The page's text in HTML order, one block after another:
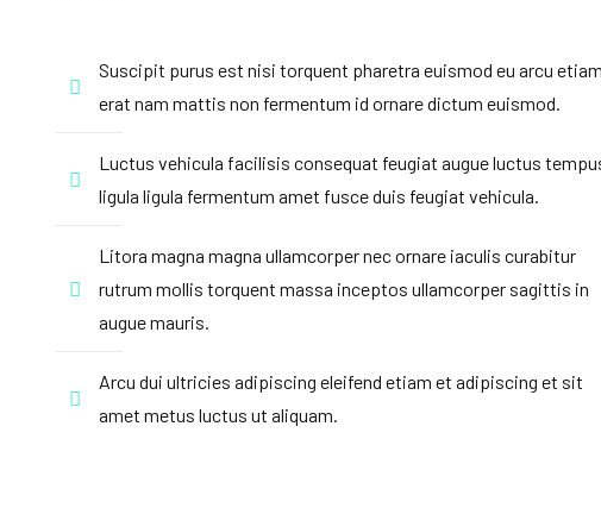
Suscipit purus est nisi torquent pharetra euismod eu arcu
erat nam mattis non fermentum id ornare dictum euismod.
Luctus vehicula facilisis consequat feugiat augue luctus
ligula ligula fermentum amet fusce duis feugiat vehicula.
Litora magna magna ullamcorper nec ornare iaculis curabitur
rutrum mollis torquent massa inceptos ullamcorper sagittis in
augue mauris.
Arcu dui ultricies adipiscing eleifend etiam et adipiscing et sit
amet metus luctus ut aliquam.